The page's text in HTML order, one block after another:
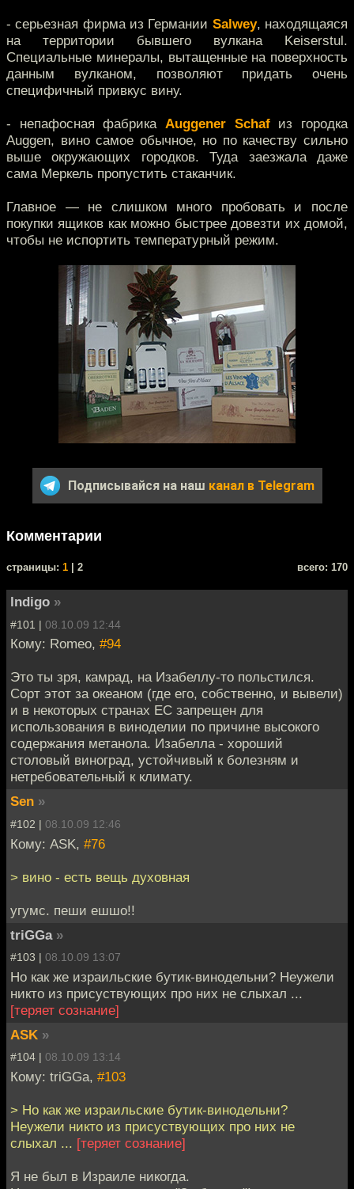
- серьезная фирма из Германии Salwey, находящаяся
на территории бывшего вулкана Keiserstul.
Специальные минералы, вытащенные на поверхность
данным вулканом, позволяют придать очень
специфичный привкус вину.
- непафосная фабрика Auggener Schafиз городка
Auggen, вино самое обычное, но по качеству сильно
выше окружающих городков. Туда заезжала даже
сама Меркель пропустить стаканчик.
Главное — не слишком много пробовать и после
покупки ящиков как можно быстрее довезти их домой,
чтобы не испортить температурный режим.
Подписывайся на наш канал в Telegram
Комментарии
cтраницы: 1 | 2 всего: 170
lndigo »
#101 | 08.10.09 12:44
Кому: Romeo, #94
Это ты зря, камрад, на Изабеллу-то польстился.
Сорт этот за океаном (где его, собственно, и вывели)
и в некоторых странах ЕС запрещен для
использования в виноделии по причине высокого
содержания метанола. Изабелла - хороший
столовый виноград, устойчивый к болезням и
нетребовательный к климату.
Sen »
#102 | 08.10.09 12:46
Кому: ASK, #76
> вино - есть вещь духовная
угумс. пеши ешшо!!
triGGa »
#103 | 08.10.09 13:07
Но как же израильские бутик-винодельни? Неужели
никто из присуствующих про них не слыхал ...
[теряет сознание]
ASK »
#104 | 08.10.09 13:14
Кому: triGGa, #103
> Но как же израильские бутик-винодельни?
Неужели никто из присуствующих про них не
слыхал ... [теряет сознание]
Я не был в Израиле никогда.